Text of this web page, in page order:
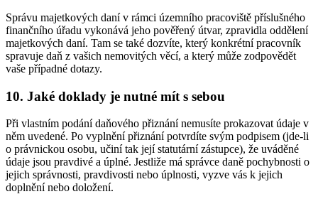
Správu majetkových daní v rámci územního pracoviště příslušného
finančního úřadu vykonává jeho pověřený útvar, zpravidla oddělení
majetkových daní. Tam se také dozvíte, který konkrétní pracovník
spravuje daň z vašich nemovitých věcí, a který může zodpovědět
vaše případné dotazy.
10. Jaké doklady je nutné mít s sebou
Při vlastním podání daňového přiznání nemusíte prokazovat údaje v
něm uvedené. Po vyplnění přiznání potvrdíte svým podpisem (jde-li
o právnickou osobu, učiní tak její statutární zástupce), že uváděné
údaje jsou pravdivé a úplné. Jestliže má správce daně pochybnosti o
jejich správnosti, pravdivosti nebo úplnosti, vyzve vás k jejich
doplnění nebo doložení.